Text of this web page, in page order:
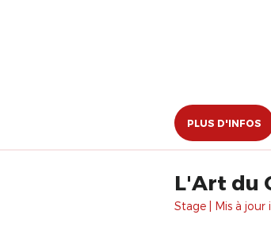
PLUS D'INFOS
L'Art du
Stage | Mis à jour